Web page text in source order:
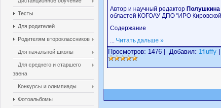
Тесты
Для родителей
Родителям второклассников
Для начальной школы
Для среднего и старшего
звена
Конкурсы и олимпиады
Фотоальбомы
Автор и научный редактор Полушкина
областей КОГОАУ ДПО "ИРО
Содержание
... Читать дальше »
Просмотров: 1476 | Добавил: 1fluffy